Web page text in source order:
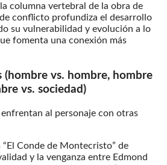
columna vertebral de la obra de
conflicto profundiza el desarrollo
su vulnerabilidad y evolución a lo
fomenta una conexión más
vs. hombre, hombre
vs. sociedad)
al personaje con otras
“El Conde de Montecristo” de
y la venganza entre Edmond